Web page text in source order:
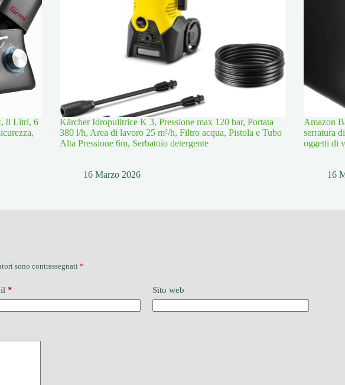
8 Litri, 6
Kärcher Idropulitrice K 3, Pressione max 120 bar, Portata
380 l/h, Area di lavoro 25 m²/h, Filtro acqua, Pistola e Tubo
Alta Pressione 6m, Serbatoio detergente
16 Marzo 2026
Amazon
serratura
oggetti di
16
sono contrassegnati *
* Sito web